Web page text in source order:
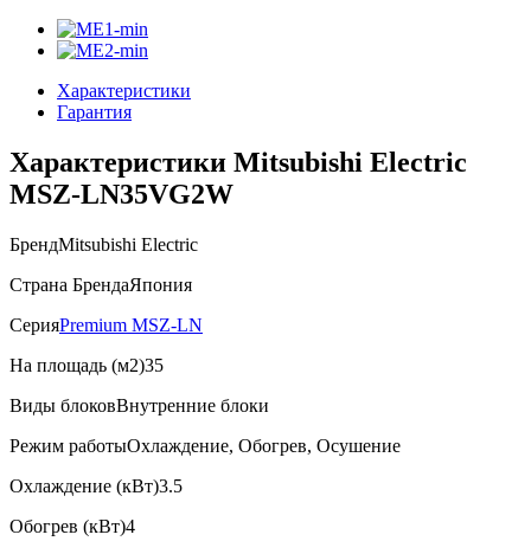
Характеристики
Гарантия
Характеристики Mitsubishi Electric
MSZ-LN35VG2W
БрендMitsubishi Electric
Страна БрендаЯпония
СерияPremium MSZ-LN
На площадь (м2)35
Виды блоковВнутренние блоки
Режим работыОхлаждение, Обогрев, Осушение
Охлаждение (кВт)3.5
Обогрев (кВт)4